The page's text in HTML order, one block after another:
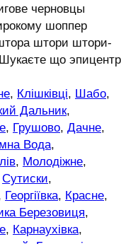
черновцы
шоппер
штори штори-
що эпицентр
, Клішківці, Шабо,
Дальник,
, Грушово, Дачне,
Вода,
, Молодіжне,
Сутиски,
Георгіївка, Красне,
Березовиця,
, Карнаухівка,